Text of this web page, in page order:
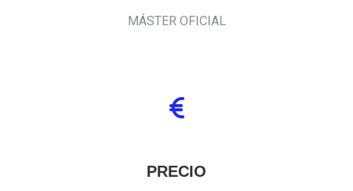
MÁSTER OFICIAL
PRECIO